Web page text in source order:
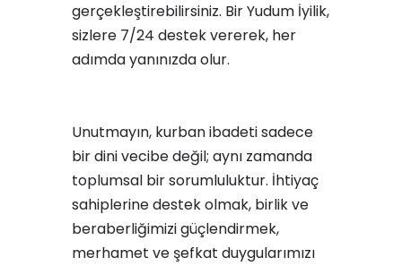
gerçekleştirebilirsiniz. Bir Yudum İyilik,
sizlere 7/24 destek vererek, her
adımda yanınızda olur.
Unutmayın, kurban ibadeti sadece
bir dini vecibe değil; aynı zamanda
toplumsal bir sorumluluktur. İhtiyaç
sahiplerine destek olmak, birlik ve
beraberliğimizi güçlendirmek,
merhamet ve şefkat duygularımızı